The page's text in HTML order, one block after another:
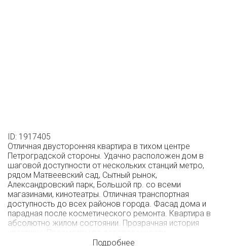
ID: 1917405
Отличная двусторонняя квартира в тихом центре
Петроградской стороны. Удачно расположен дом в
шаговой доступности от нескольких станций метро,
рядом Матвеевский сад, Сытный рынок,
Александровский парк, Большой пр. со всеми
магазинами, кинотеатры. Отличная транспортная
доступность до всех районов города. Фасад дома и
парадная после косметического ремонта. Квартира в
абсолютно жилом состоянии. Прозрачная история
квартиры. Просмотры по договоренности.
Подробнее